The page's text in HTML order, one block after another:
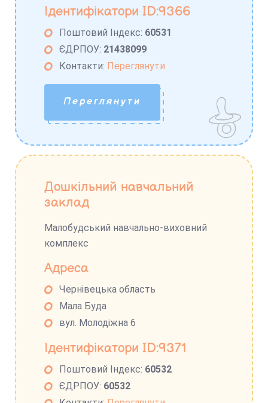
Ідентифікатори ID:9366
Поштовий Індекс: 60531
ЄДРПОУ: 21438099
Контакти: Переглянути
Переглянути
Дошкільний навчальний
заклад
Малобудський навчально-виховний
комплекс
Адреса
Чернівецька область
Мала Буда
вул. Молодіжна 6
Ідентифікатори ID:9371
Поштовий Індекс: 60532
ЄДРПОУ: 60532